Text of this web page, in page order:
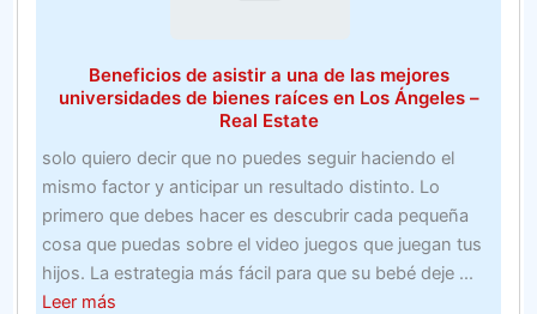
La
forma
generar
ganancias
en
línea
en
Beneficios de asistir a una de las mejores
universidades de bienes raíces en Los Ángeles –
Real Estate
solo quiero decir que no puedes seguir haciendo el
mismo factor y anticipar un resultado distinto. Lo
primero que debes hacer es descubrir cada pequeña
cosa que puedas sobre el video juegos que juegan tus
hijos. La estrategia más fácil para que su bebé deje ...
Leer másabout